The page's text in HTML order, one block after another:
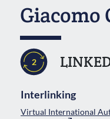
Giacomo
2
Interlinking
Virtual International